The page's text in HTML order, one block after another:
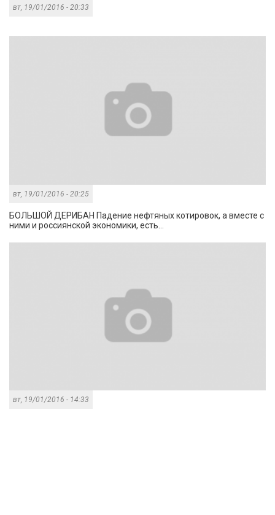
вт, 19/01/2016 - 20:33
вт, 19/01/2016 - 20:25
БОЛЬШОЙ ДЕРИБАН Падение нефтяных котировок, а вместе с
ними и россиянской экономики, есть...
вт, 19/01/2016 - 14:33